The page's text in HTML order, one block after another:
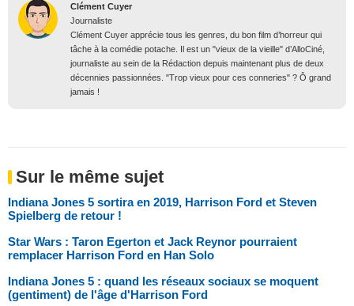
Clément Cuyer
Journaliste
Clément Cuyer apprécie tous les genres, du bon film d’horreur qui
tâche à la comédie potache. Il est un "vieux de la vieille" d’AlloCiné,
journaliste au sein de la Rédaction depuis maintenant plus de deux
décennies passionnées. "Trop vieux pour ces conneries" ? Ô grand
jamais !
Sur le même sujet
Indiana Jones 5 sortira en 2019, Harrison Ford et Steven
Spielberg de retour !
Star Wars : Taron Egerton et Jack Reynor pourraient
remplacer Harrison Ford en Han Solo
Indiana Jones 5 : quand les réseaux sociaux se moquent
(gentiment) de l'âge d'Harrison Ford